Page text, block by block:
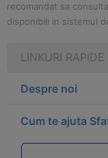
recomandat sa
disponibili in sistemul
LINKURI RAPIDE
Despre noi
Cum te ajuta